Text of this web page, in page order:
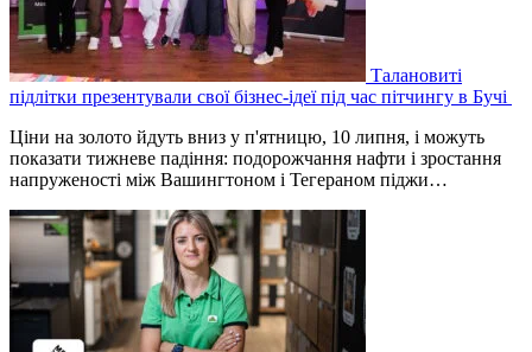
Талановиті
підлітки презентували свої бізнес-ідеї під час пітчингу в Бучі
Ціни на золото йдуть вниз у п'ятницю, 10 липня, і можуть
показати тижневе падіння: подорожчання нафти і зростання
напруженості між Вашингтоном і Тегераном піджи…